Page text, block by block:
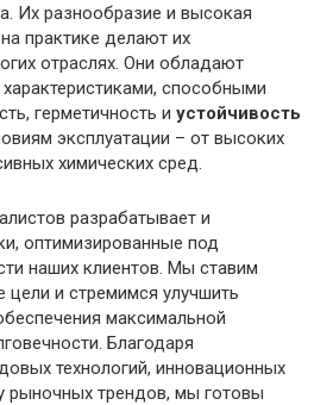
Их разнообразие и высокая
практике делают их
отраслях. Они обладают
способными
герметичность и устойчивость
эксплуатации – от высоких
химических сред.
разрабатывает и
оптимизированные под
наших клиентов. Мы ставим
и стремимся улучшить
максимальной
Благодаря
технологий, инновационных
рыночных трендов, мы готовы